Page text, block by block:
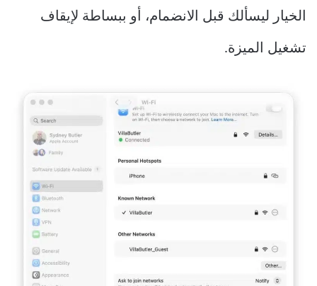
الخيار ليسألك قبل الانضمام، أو ببساطة لإيقاف
تشغيل الميزة.